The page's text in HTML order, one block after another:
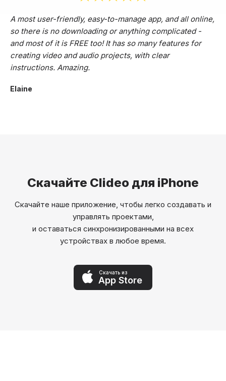
A most user-friendly, easy-to-manage app, and all online,
so there is no downloading or anything complicated -
and most of it is FREE too! It has so many features for
creating video and audio projects, with clear
instructions. Amazing.
Elaine
Скачайте Clideo для iPhone
Скачайте наше приложение, чтобы легко создавать и
управлять проектами,
и оставаться синхронизированными на всех
устройствах в любое время.
Скачать из
App Store